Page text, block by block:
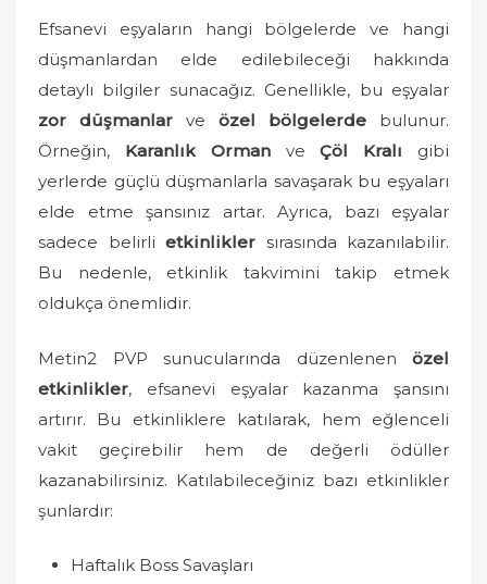
Efsanevi eşyaların hangi bölgelerde ve hangi
düşmanlardan elde edilebileceği hakkında
detaylı bilgiler sunacağız. Genellikle, bu eşyalar
zor düşmanlar ve özel bölgelerde bulunur.
Örneğin, Karanlık OrmanveÇöl Kralı gibi
yerlerde güçlü düşmanlarla savaşarak bu eşyaları
elde etme şansınız artar. Ayrıca, bazı eşyalar
sadece belirli etkinlikler sırasında kazanılabilir.
Bu nedenle, etkinlik takvimini takip etmek
oldukça önemlidir.
Metin2 PVP sunucularında düzenlenen özel
etkinlikler, efsanevi eşyalar kazanma şansını
artırır. Bu etkinliklere katılarak, hem eğlenceli
vakit geçirebilir hem de değerli ödüller
kazanabilirsiniz. Katılabileceğiniz bazı etkinlikler
şunlardır:
Haftalık Boss Savaşları